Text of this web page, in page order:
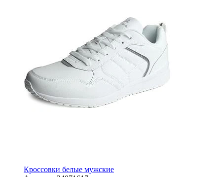
Кроссовки белые мужские